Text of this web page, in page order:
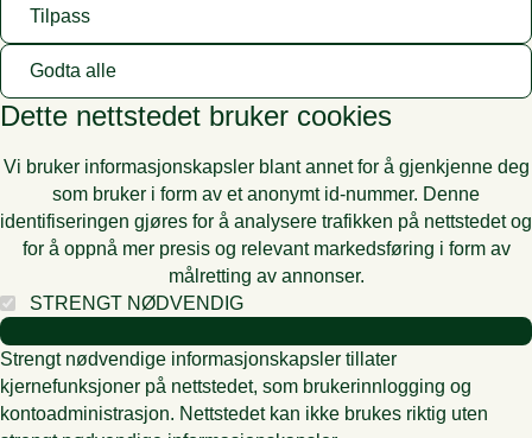
Tilpass
Godta alle
Dette nettstedet bruker cookies
Vi bruker informasjonskapsler blant annet for å gjenkjenne deg
som bruker i form av et anonymt id-nummer. Denne
identifiseringen gjøres for å analysere trafikken på nettstedet og
for å oppnå mer presis og relevant markedsføring i form av
målretting av annonser.
STRENGT NØDVENDIG
Strengt nødvendige informasjonskapsler tillater
kjernefunksjoner på nettstedet, som brukerinnlogging og
kontoadministrasjon. Nettstedet kan ikke brukes riktig uten